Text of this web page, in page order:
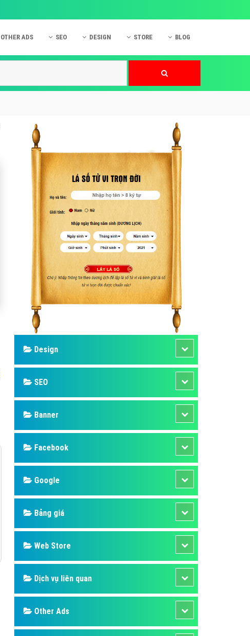
OTHER ADS
Quảng cáo Online
Quảng cáo Skype
Quảng cáo TVC
Quảng cáo Cốc Cốc
Phần mềm ứng dụng hay
Dịch vụ Domain & Hosting
Hỏi đáp phần mềm
Hỏi đáp quảng cáo TVC
Hỏi đáp quảng cáo mobile
Hỏi đáp quảng cáo Online
Hỏi đáp quảng cáo Skype
Quảng cáo Youtube
Dịch vụ quảng cáo Youtube
Dịch vụ quảng cáo Cốc Cốc
Dịch vụ quảng cáo Tiktok
Dịch vụ quảng cáo Zalo
Định nghĩa
Nghĩa là gì
Phần mềm ứng dụng hay
SEO DESIGN
Hỏi đáp Website
STORE BLOG
Design
SEO
Banner
Facebook
Google
Bảng giá
Web Store
Dịch vụ liên quan
Other Ads